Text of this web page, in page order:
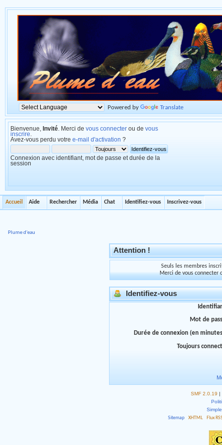
Powered by Translate
Bienvenue, Invité . Merci de vous connecter ou de vous
inscrire
Avez-vous perdu votre e-mail d'activation ?
Connexion avec identifiant, mot de passe et durée de la
session
Accueil Aide Rechercher Média Chat Identifiez-vous Inscrivez-vous
Plume d'eau
Attention !
Seuls les membres
Merci de vous connecter
Identifiez-vous
Mot de
Durée de connexion (en
Toujours
SMF 2.0.19 |
Sitemap
XHTML Flux